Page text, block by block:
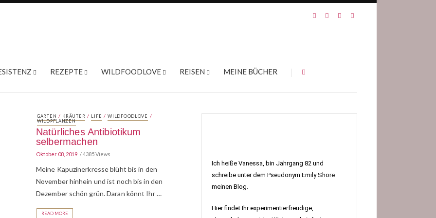
REZEPTE WILDFOODLOVE REISEN MEINE BÜCHER
GARTEN / KRÄUTER / LIFE / WILDFOODLOVE /
WILDPFLANZEN
Natürliches Antibiotikum
selbermachen
Oktober 08, 2019 4385 Views
Meine Kapuzinerkresse blüht bis in den
November hinhein und ist noch bis in den
Dezember schön grün. Daran könnt Ihr …
READ MORE
Ich heiße Vanessa, bin Jahrgang 82 und
schreibe unter dem Pseudonym Emily Shore
meinen Blog.
Hier findet Ihr experimentierfreudige,